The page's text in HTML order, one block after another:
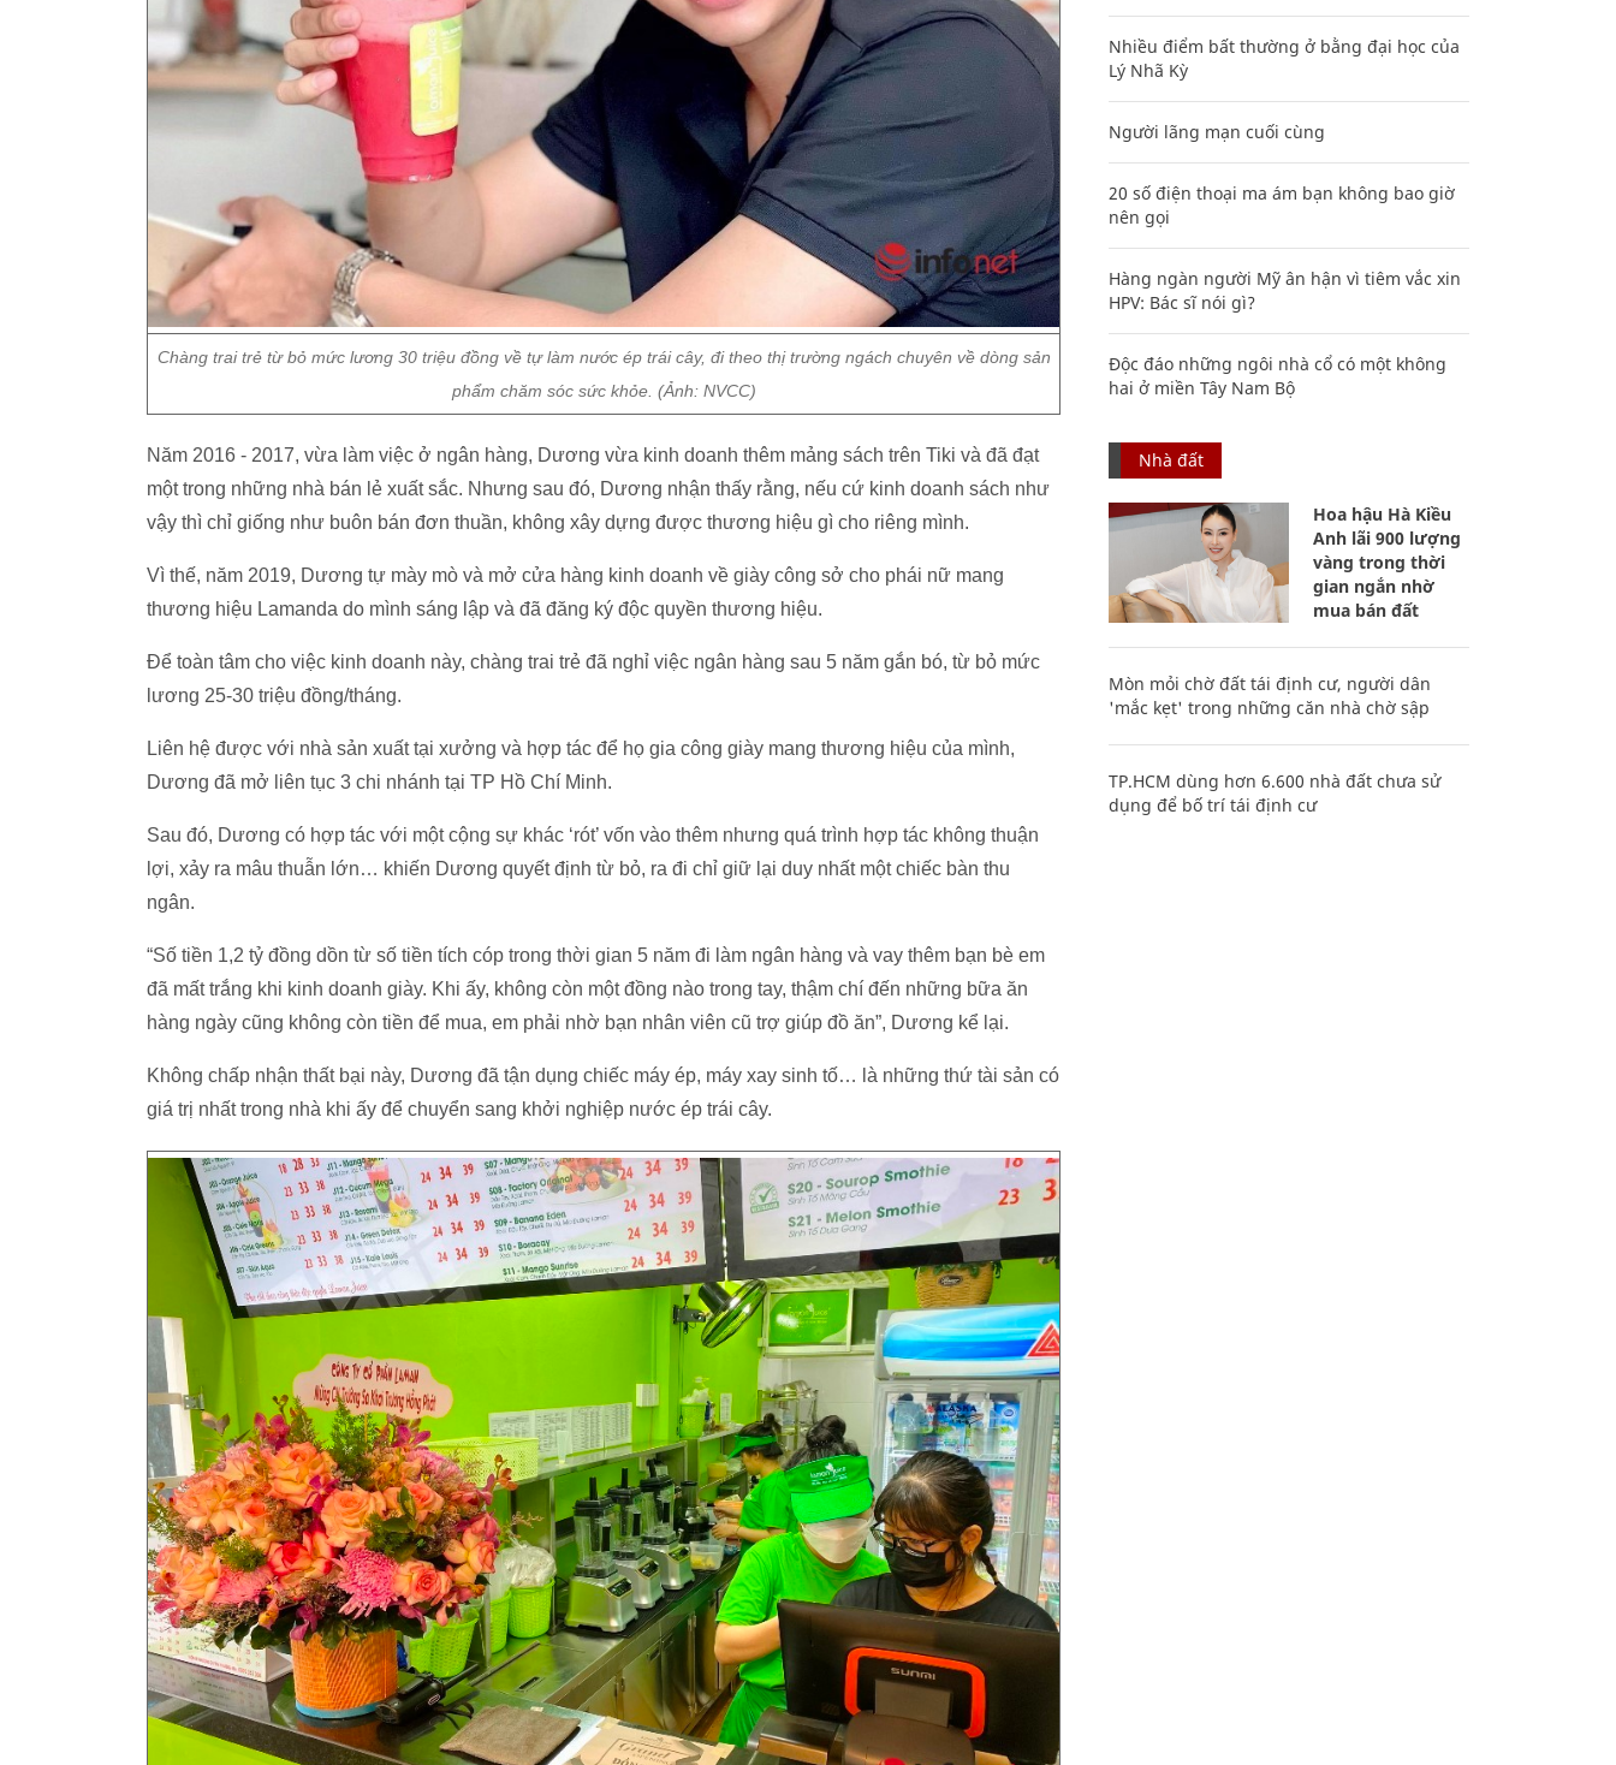
Chàng trai trẻ từ bỏ mức lương 30 triệu đồng về tự làm nước ép trái cây, đi theo thị trường ngách chuyên về dòng sản
phẩm chăm sóc sức khỏe. (Ảnh: NVCC)
Năm 2016 - 2017, vừa làm việc ở ngân hàng, Dương vừa kinh doanh thêm mảng sách trên Tiki và đã đạt
một trong những nhà bán lẻ xuất sắc. Nhưng sau đó, Dương nhận thấy rằng, nếu cứ kinh doanh sách như
vậy thì chỉ giống như buôn bán đơn thuần, không xây dựng được thương hiệu gì cho riêng mình.
Vì thế, năm 2019, Dương tự mày mò và mở cửa hàng kinh doanh về giày công sở cho phái nữ mang
thương hiệu Lamanda do mình sáng lập và đã đăng ký độc quyền thương hiệu.
Để toàn tâm cho việc kinh doanh này, chàng trai trẻ đã nghỉ việc ngân hàng sau 5 năm gắn bó, từ bỏ mức
lương 25-30 triệu đồng/tháng.
Liên hệ được với nhà sản xuất tại xưởng và hợp tác để họ gia công giày mang thương hiệu của mình,
Dương đã mở liên tục 3 chi nhánh tại TP Hồ Chí Minh.
Sau đó, Dương có hợp tác với một cộng sự khác ‘rót’ vốn vào thêm nhưng quá trình hợp tác không thuận
lợi, xảy ra mâu thuẫn lớn… khiến Dương quyết định từ bỏ, ra đi chỉ giữ lại duy nhất một chiếc bàn thu
ngân.
“Số tiền 1,2 tỷ đồng dồn từ số tiền tích cóp trong thời gian 5 năm đi làm ngân hàng và vay thêm bạn bè em
đã mất trắng khi kinh doanh giày. Khi ấy, không còn một đồng nào trong tay, thậm chí đến những bữa ăn
hàng ngày cũng không còn tiền để mua, em phải nhờ bạn nhân viên cũ trợ giúp đồ ăn”, Dương kể lại.
Không chấp nhận thất bại này, Dương đã tận dụng chiếc máy ép, máy xay sinh tố… là những thứ tài sản có
giá trị nhất trong nhà khi ấy để chuyển sang khởi nghiệp nước ép trái cây.
Nhiều điểm bất thường ở bằng đại học của
Lý Nhã Kỳ
Người lãng mạn cuối cùng
20 số điện thoại ma ám bạn không bao giờ
nên gọi
Hàng ngàn người Mỹ ân hận vì tiêm vắc xin
HPV: Bác sĩ nói gì?
Độc đáo những ngôi nhà cổ có một không
hai ở miền Tây Nam Bộ
Nhà đất
Hoa hậu Hà Kiều
Anh lãi 900 lượng
vàng trong thời
gian ngắn nhờ
mua bán đất
Mòn mỏi chờ đất tái định cư, người dân
'mắc kẹt' trong những căn nhà chờ sập
TP.HCM dùng hơn 6.600 nhà đất chưa sử
dụng để bố trí tái định cư